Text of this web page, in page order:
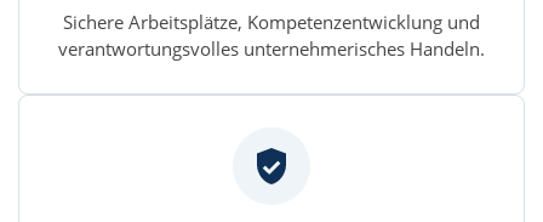
Sichere Arbeitsplätze, Kompetenzentwicklung und
verantwortungsvolles unternehmerisches Handeln.